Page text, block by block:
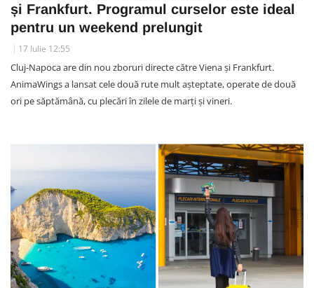
și Frankfurt. Programul curselor este ideal
pentru un weekend prelungit
17 Iulie 12:55
Cluj-Napoca are din nou zboruri directe către Viena și Frankfurt.
AnimaWings a lansat cele două rute mult așteptate, operate de două
ori pe săptămână, cu plecări în zilele de marți și vineri.